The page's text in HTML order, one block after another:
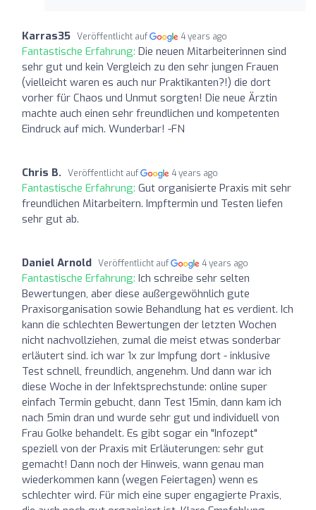
Karras35 Veröffentlicht auf 4 years ago
Fantastische Erfahrung: Die neuen Mitarbeiterinnen sind
sehr gut und kein Vergleich zu den sehr jungen Frauen
(vielleicht waren es auch nur Praktikanten?!) die dort
vorher für Chaos und Unmut sorgten! Die neue Ärztin
machte auch einen sehr freundlichen und kompetenten
Eindruck auf mich. Wunderbar! -FN
Chris B. Veröffentlicht auf 4 years ago
Fantastische Erfahrung: Gut organisierte Praxis mit sehr
freundlichen Mitarbeitern. Impftermin und Testen liefen
sehr gut ab.
Daniel Arnold Veröffentlicht auf 4 years ago
Fantastische Erfahrung: Ich schreibe sehr selten
Bewertungen, aber diese außergewöhnlich gute
Praxisorganisation sowie Behandlung hat es verdient. Ich
kann die schlechten Bewertungen der letzten Wochen
nicht nachvollziehen, zumal die meist etwas sonderbar
erläutert sind. ich war 1x zur Impfung dort - inklusive
Test schnell, freundlich, angenehm. Und dann war ich
diese Woche in der Infektsprechstunde: online super
einfach Termin gebucht, dann Test 15min, dann kam ich
nach 5min dran und wurde sehr gut und individuell von
Frau Golke behandelt. Es gibt sogar ein "Infozept"
speziell von der Praxis mit Erläuterungen: sehr gut
gemacht! Dann noch der Hinweis, wann genau man
wiederkommen kann (wegen Feiertagen) wenn es
schlechter wird. Für mich eine super engagierte Praxis,